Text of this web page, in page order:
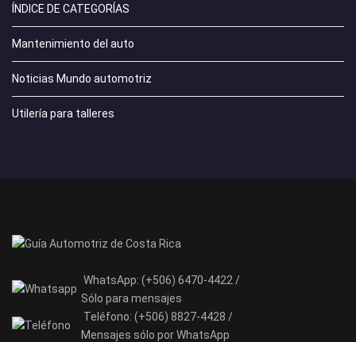
ÍNDICE DE CATEGORÍAS
Mantenimiento del auto
Noticias Mundo automotriz
Utilería para talleres
WhatsApp: (+506) 6470-4422 /
Sólo para mensajes
Teléfono: (+506) 8827-4428 /
Mensajes sólo por WhatsApp